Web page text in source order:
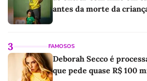
antes da morte da
3 FAMOSOS
Deborah Secco é
que pede quase R$ 100